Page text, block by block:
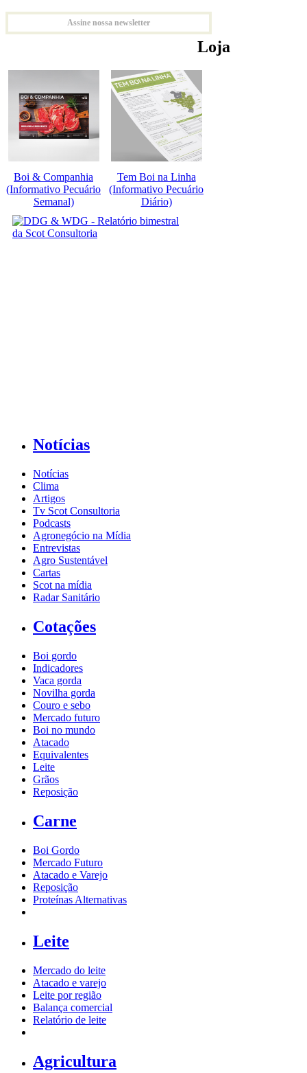
Assine nossa newsletter
Loja
Boi & Companhia
(Informativo Pecuário
Semanal)
Tem Boi na Linha
(Informativo Pecuário
Diário)
Notícias
Notícias
Clima
Artigos
Tv Scot Consultoria
Podcasts
Agronegócio na Mídia
Entrevistas
Agro Sustentável
Cartas
Scot na mídia
Radar Sanitário
Cotações
Boi gordo
Indicadores
Vaca gorda
Novilha gorda
Couro e sebo
Mercado futuro
Boi no mundo
Atacado
Equivalentes
Leite
Grãos
Reposição
Carne
Boi Gordo
Mercado Futuro
Atacado e Varejo
Reposição
Proteínas Alternativas
Leite
Mercado do leite
Atacado e varejo
Leite por região
Balança comercial
Relatório de leite
Agricultura